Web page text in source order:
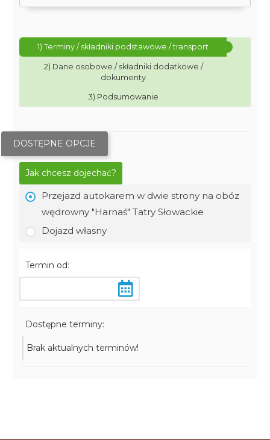
1) Terminy / składniki podstawowe / transport
2) Dane osobowe / składniki dodatkowe /
dokumenty
3) Podsumowanie
DOSTĘPNE OPCJE
Jak chcesz dojechać?
Przejazd autokarem w dwie strony na obóz
wędrowny "Harnaś" Tatry Słowackie
Dojazd własny
Termin od:
Dostępne terminy:
Brak aktualnych terminów!